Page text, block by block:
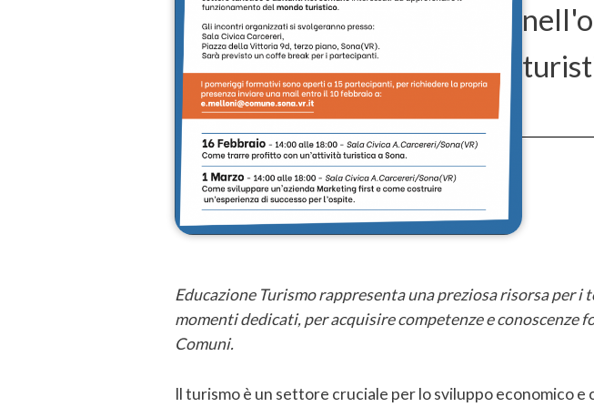
Educazione Turismo rappresenta una preziosa risorsa
momenti dedicati, per acquisire competenze e
Comuni.
Il turismo è un settore cruciale per lo sviluppo economico